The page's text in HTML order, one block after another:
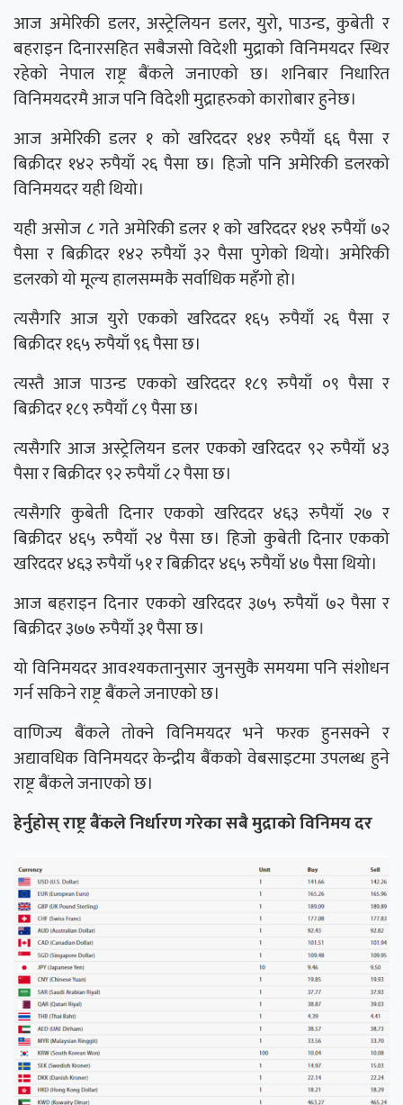
आज अमेरिकी डलर, अस्ट्रेलियन डलर, युरो, पाउन्ड, कुबेती र
बहराइन दिनारसहित सबैजसो विदेशी मुद्राको विनिमयदर स्थिर
रहेको नेपाल राष्ट्र बैंकले जनाएको छ। शनिबार निधारित
विनिमयदरमै आज पनि विदेशी मुद्राहरुको काराोबार हुनेछ।
आज अमेरिकी डलर १ को खरिददर १४१ रुपैयाँ ६६ पैसा र
बिक्रीदर १४२ रुपैयाँ २६ पैसा छ। हिजो पनि अमेरिकी डलरको
विनिमयदर यही थियो।
यही असोज ८ गते अमेरिकी डलर १ को खरिददर १४१ रुपैयाँ ७२
पैसा र बिक्रीदर १४२ रुपैयाँ ३२ पैसा पुगेको थियो। अमेरिकी
डलरको यो मूल्य हालसम्मकै सर्वाधिक महँगो हो।
त्यसैगरि आज युरो एकको खरिददर १६५ रुपैयाँ २६ पैसा र
बिक्रीदर १६५ रुपैयाँ ९६ पैसा छ।
त्यस्तै आज पाउन्ड एकको खरिददर १८९ रुपैयाँ ०९ पैसा र
बिक्रीदर १८९ रुपैयाँ ८९ पैसा छ।
त्यसैगरि आज अस्ट्रेलियन डलर एकको खरिददर ९२ रुपैयाँ ४३
पैसा र बिक्रीदर ९२ रुपैयाँ ८२ पैसा छ।
त्यसैगरि कुबेती दिनार एकको खरिददर ४६३ रुपैयाँ २७ र
बिक्रीदर ४६५ रुपैयाँ २४ पैसा छ। हिजो कुबेती दिनार एकको
खरिददर ४६३ रुपैयाँ ५१ र बिक्रीदर ४६५ रुपैयाँ ४७ पैसा थियो।
आज बहराइन दिनार एकको खरिददर ३७५ रुपैयाँ ७२ पैसा र
बिक्रीदर ३७७ रुपैयाँ ३१ पैसा छ।
यो विनिमयदर आवश्यकतानुसार जुनसुकै समयमा पनि संशोधन
गर्न सकिने राष्ट्र बैंकले जनाएको छ।
वाणिज्य बैंकले तोक्ने विनिमयदर भने फरक हुनसक्ने र
अद्यावधिक विनिमयदर केन्द्रीय बैंकको वेबसाइटमा उपलब्ध हुने
राष्ट्र बैंकले जनाएको छ।
हेर्नुहोस् राष्ट्र बैंकले निर्धारण गरेका सबै मुद्राको विनिमय दर